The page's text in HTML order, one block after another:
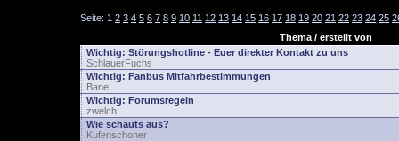
Seite: 1 2 3 4 5 6 7 8 9 10 11 12 13 14 15 16 17 18 19 20 21 22 23 24 25
Thema / erstellt von
Wichtig: Störungshotline - Euer direkter Kontakt zu uns
SchlauerFuchs
Wichtig: Fanbus Mitfahrbestimmungen
Bane
Wichtig: Forumsregeln
zwelch
Wie schauts aus?
Kufenschoner